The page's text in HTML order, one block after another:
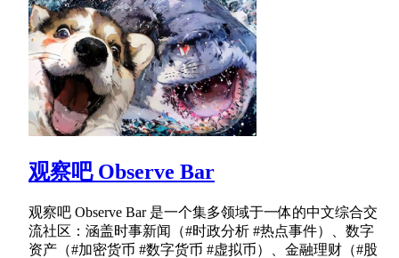
观察吧 Observe Bar
观察吧 Observe Bar 是一个集多领域于一体的中文综合交
流社区：涵盖时事新闻（#时政分析 #热点事件）、数字
资产（#加密货币 #数字货币 #虚拟币）、金融理财（#股